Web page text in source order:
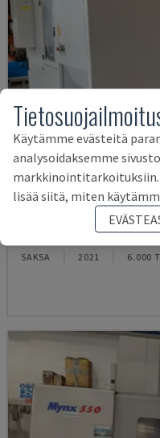
SPINNER - VERTIKAALINEN
SAKSA 2021 6.000
Käytämme evästeitä
analysoidaksemme
markkinointitarkoituksiin.
lisää siitä, miten